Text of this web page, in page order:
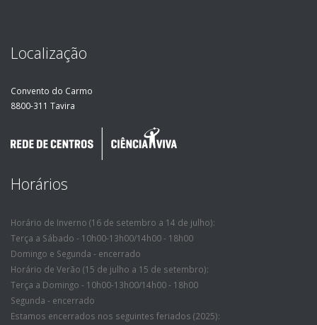
Localização
Convento do Carmo
8800-311 Tavira
Horários
Horário de Inverno (16 de setembro a 14 de julho):
Terça a Sábado - 10h00-13h00/14h00 - 18h00
Domingo e Segunda - encerrado
Horário de Verão (15 de julho a 15 de setembro):
Terça a Domingo - 10h00-13h00/14h00 - 18h00
Segunda - encerrado
Estamos encerrados nos seguintes feriados (2025):